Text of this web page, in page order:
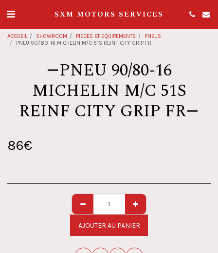
SXM MOTORS SERVICES
ACCUEIL SHOWROOM PIECES ET EQUIPEMENTS
PNEUS
PNEU 90/80-16 MICHELIN M/C 51S REINF CITY GRIP FR
PNEU 90/80-16
MICHELIN M/C 51S
REINF CITY GRIP FR
86€
AJOUTER AU PANIER